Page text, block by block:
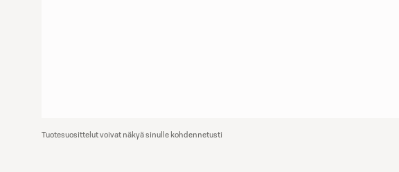
Tuotesuosittelut voivat näkyä sinulle kohdennetusti